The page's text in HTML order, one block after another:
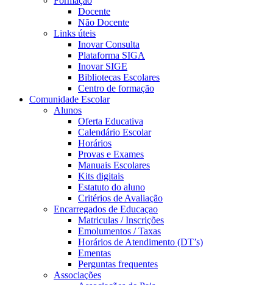
Docente
Não Docente
Links úteis
Inovar Consulta
Plataforma SIGA
Inovar SIGE
Bibliotecas Escolares
Centro de formação
Comunidade Escolar
Alunos
Oferta Educativa
Calendário Escolar
Horários
Provas e Exames
Manuais Escolares
Kits digitais
Estatuto do aluno
Critérios de Avaliação
Encarregados de Educaçao
Matriculas / Inscrições
Emolumentos / Taxas
Horários de Atendimento (DT’s)
Ementas
Perguntas frequentes
Associações